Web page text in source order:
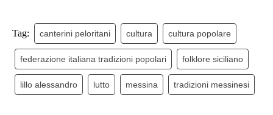
Tag: canterini peloritani cultura cultura popolare
federazione italiana tradizioni popolari folklore siciliano
lillo alessandro lutto messina tradizioni messinesi